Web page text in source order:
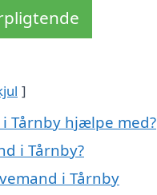
Tårnby hjælpe med?
i Tårnby?
i Tårnby